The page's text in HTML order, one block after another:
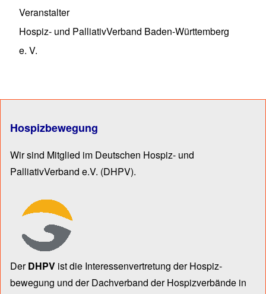
Veranstalter
Hospiz- und PalliativVerband Baden-Württemberg
e. V.
Hospizbewegung
Wir sind Mitglied im Deutschen Hospiz- und
PalliativVerband e.V. (DHPV).
DerDHPV ist die Inter­essen­ver­tre­tung der Hospiz­
bewegung und der Dach­verband der Hospiz­verbände in